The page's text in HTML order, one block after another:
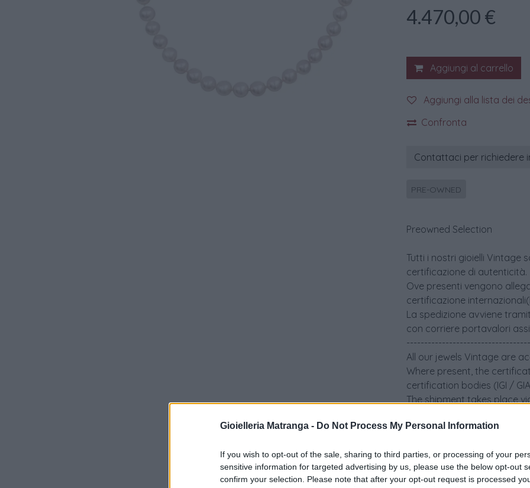
Gioielleria Matranga - Do Not Process My Personal Information
If you wish to opt-out of the sale, sharing to third parties, or processing of your
sensitive information for targeted advertising by us, please use the below opt-out
confirm your selection. Please note that after your opt-out request is processed
4.470,00 €
Aggiungi al carrello
Aggiungi alla lista dei
Confronta
Contattaci per richiedere
PRE-OWNED
Preowned Selection
Tutti i nostri gioielli Vintage
certificazione di autenticità.
Ove presenti vengono
certificazione
La spedizione avviene
con corriere portavalori
All our jewels Vintage are
Where present, the
certification bodies (IGI /
The shipment takes place